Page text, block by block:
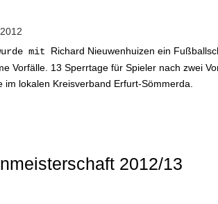
mit Richard Nieuwenhuizen ein
Vorfälle. 13 Sperrtage für Spieler nach zwei
lokalen Kreisverband Erfurt-Sömmerda.
2012/13